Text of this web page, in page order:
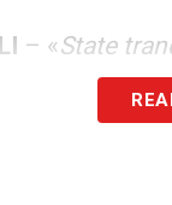
– «State